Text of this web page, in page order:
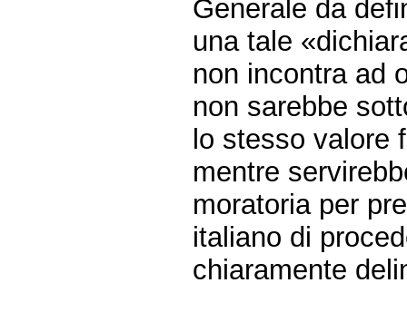
Generale da
una tale
non incontra ad
non sarebbe
lo stesso valore
mentre
moratoria per
italiano di
chiaramente